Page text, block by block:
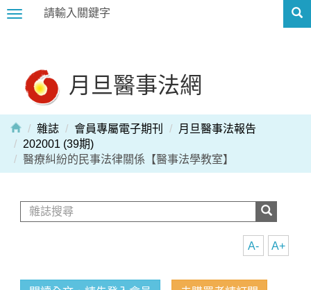
Toggle
月旦醫事法網
雜誌 會員專屬電子期刊
月旦醫事法報告
202001 (39期)
醫療糾紛的民事法律關係【醫事法學教室】
A+
A-